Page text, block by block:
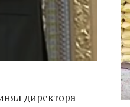
директора